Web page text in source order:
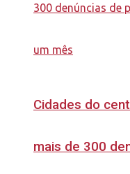
Cidades do
mais de 300